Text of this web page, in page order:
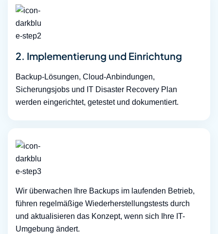
2. Implementierung und Einrichtung
Backup-Lösungen, Cloud-Anbindungen,
Sicherungsjobs und IT Disaster Recovery Plan
werden eingerichtet, getestet und dokumentiert.
Wir überwachen Ihre Backups im laufenden Betrieb,
führen regelmäßige Wiederherstellungstests durch
und aktualisieren das Konzept, wenn sich Ihre IT-
Umgebung ändert.